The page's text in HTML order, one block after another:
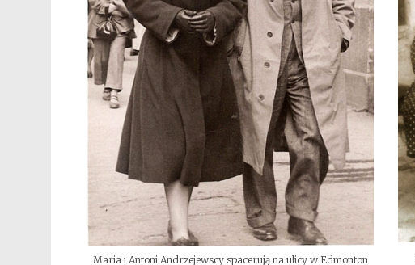
Maria i Antoni Andrzejewscy spacerują na ulicy w Edmonton